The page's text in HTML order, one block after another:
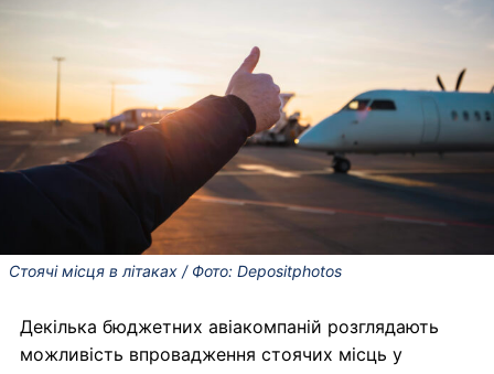
Стоячі місця в літаках / Фото: Depositphotos
Декілька бюджетних авіакомпаній розглядають
можливість впровадження стоячих місць у